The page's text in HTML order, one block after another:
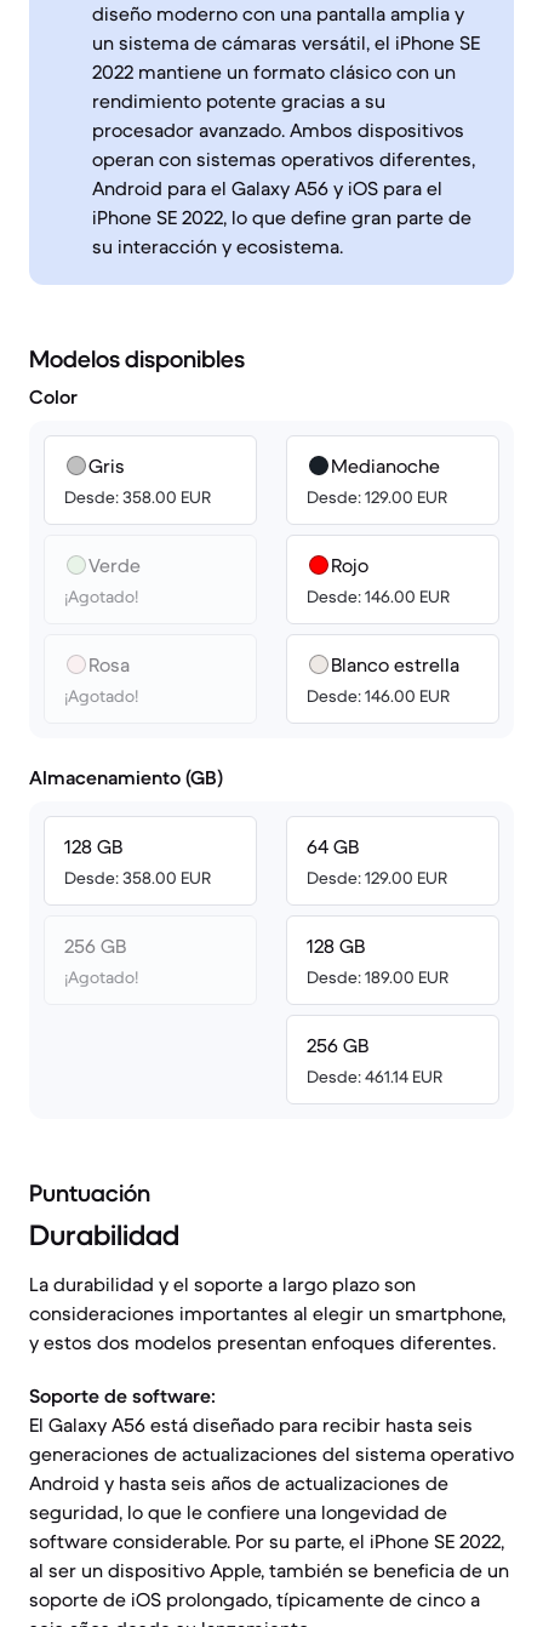
diseño moderno con una pantalla amplia y
un sistema de cámaras versátil, el iPhone SE
2022 mantiene un formato clásico con un
rendimiento potente gracias a su
procesador avanzado. Ambos dispositivos
operan con sistemas operativos diferentes,
Android para el Galaxy A56 y iOS para el
iPhone SE 2022, lo que define gran parte de
su interacción y ecosistema.
Modelos disponibles
Color
Gris
Desde: 358.00 EUR
Verde
¡Agotado!
Rosa
¡Agotado!
Medianoche
Desde: 129.00 EUR
Rojo
Desde: 146.00 EUR
Blanco estrella
Desde: 146.00 EUR
Almacenamiento (GB)
128 GB
Desde: 358.00 EUR
256 GB
¡Agotado!
64 GB
Desde: 129.00 EUR
128 GB
Desde: 189.00 EUR
256 GB
Desde: 461.14 EUR
Puntuación
Durabilidad
La durabilidad y el soporte a largo plazo son
consideraciones importantes al elegir un smartphone,
y estos dos modelos presentan enfoques diferentes.
Soporte de software:
El Galaxy A56 está diseñado para recibir hasta seis
generaciones de actualizaciones del sistema operativo
Android y hasta seis años de actualizaciones de
seguridad, lo que le confiere una longevidad de
software considerable. Por su parte, el iPhone SE 2022,
al ser un dispositivo Apple, también se beneficia de un
soporte de iOS prolongado, típicamente de cinco a